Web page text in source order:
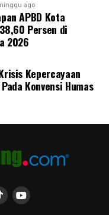
ago
APBD Kota
Persen di
2026
Kepercayaan
Konvensi Humas